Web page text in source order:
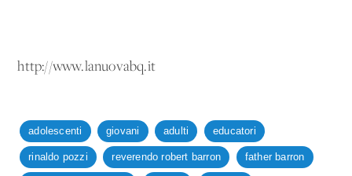
http://www.lanuovabq.it
adolescenti giovani adulti educatori
rinaldo pozzi reverendo robert barron father barron